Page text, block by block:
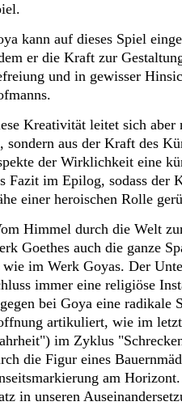
kann auf dieses Spiel
er die Kraft zur
und in gewisser
Kreativität leitet sich aber
sondern aus der Kraft des
der Wirklichkeit eine
Fazit im Epilog, sodass der
einer heroischen Rolle
Himmel durch die Welt
Goethes auch die ganze
wie im Werk Goyas. Der
immer eine religiöse
bei Goya eine radikale
artikuliert, wie im
im Zyklus
die Figur eines
am
in unseren